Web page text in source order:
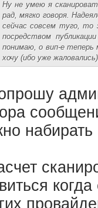
Ну не умею я
рад, мягко говоря.
сейчас совсем туго, то
посредством
понимаю, о вип-е
хочу (ибо уже